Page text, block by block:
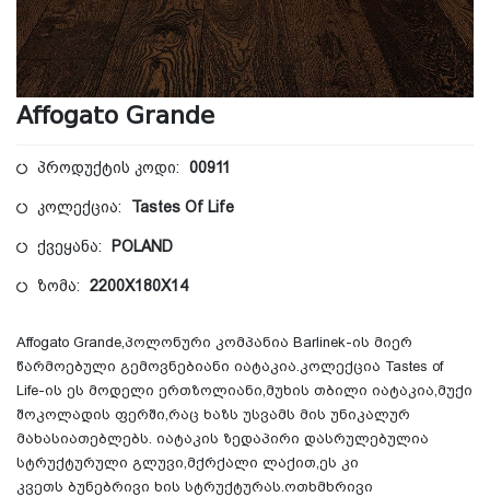
Affogato Grande
პროდუქტის კოდი: 00911
კოლექცია: Tastes Of Life
ქვეყანა: POLAND
ზომა: 2200X180X14
Affogato Grande,პოლონური კომპანია Barlinek-ის მიერ
წარმოებული გემოვნებიანი იატაკია.კოლექცია Tastes of
Life-ის ეს მოდელი ერთზოლიანი,მუხის თბილი იატაკია,მუქი
შოკოლადის ფერში,რაც ხაზს უსვამს მის უნიკალურ
მახასიათებლებს. იატაკის ზედაპირი დასრულებულია
სტრუქტურული გლუვი,მქრქალი ლაქით,ეს კი
კვეთს ბუნებრივი ხის სტრუქტურას.ოთხმხრივი